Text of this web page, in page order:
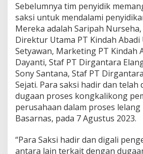
Sebelumnya tim penyidik
saksi untuk mendalami
Mereka adalah Saripah
Direktur Utama PT Kindah Abadi
Setyawan, Marketing PT Kindah
Dayanti, Staf PT Dirgantara
Sony Santana, Staf PT
Sejati. Para saksi hadir dan telah
dugaan proses kongkalikong
perusahaan dalam proses
Basarnas, pada 7 Agustus 2023.
“Para Saksi hadir dan digali
antara lain terkait dengan